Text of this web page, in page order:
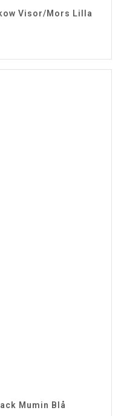
Visor/Mors Lilla
Mumin Blå